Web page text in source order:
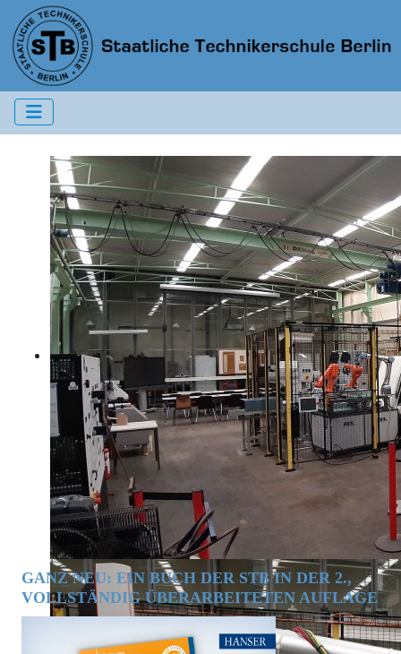
GANZ NEU: EIN BUCH DER STB IN DER 2.,
VOLLSTÄNDIG ÜBERARBEITETEN AUFLAGE